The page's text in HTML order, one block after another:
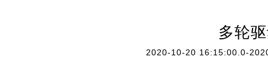
多轮
2020-10-20 16:15:00.0-